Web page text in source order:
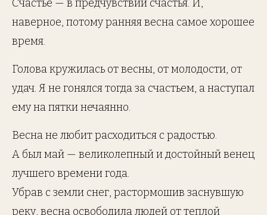
Счастье — в предчувствии счастья. И,
наверное, потому ранняя весна самое хорошее
время.
Голова кружилась от весны, от молодости, от
удач. Я не гонялся тогда за счастьем, а наступал
ему на пятки нечаянно.
Весна не любит расходиться с радостью.
А был май — великолепный и достойный венец
лучшего времени года.
Убрав с земли снег, растормошив заснувшую
реку, весна освободила людей от теплой